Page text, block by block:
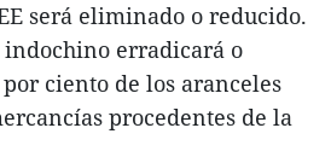
será eliminado o reducido.
erradicará o
ciento de los aranceles
procedentes de la